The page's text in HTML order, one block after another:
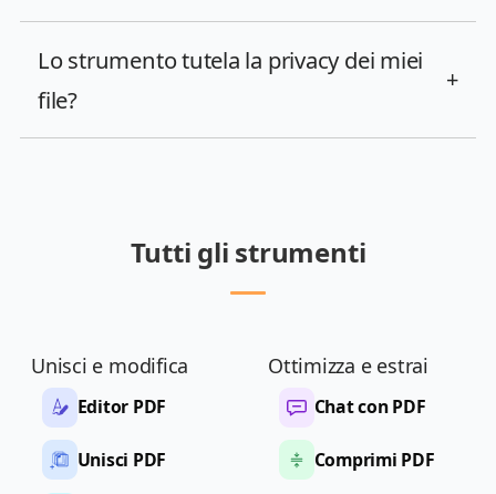
Lo strumento tutela la privacy dei miei
file?
+
Tutti gli strumenti
Unisci e modifica
Editor PDF
Unisci PDF
Ottimizza e estrai
Chat con PDF
Comprimi PDF